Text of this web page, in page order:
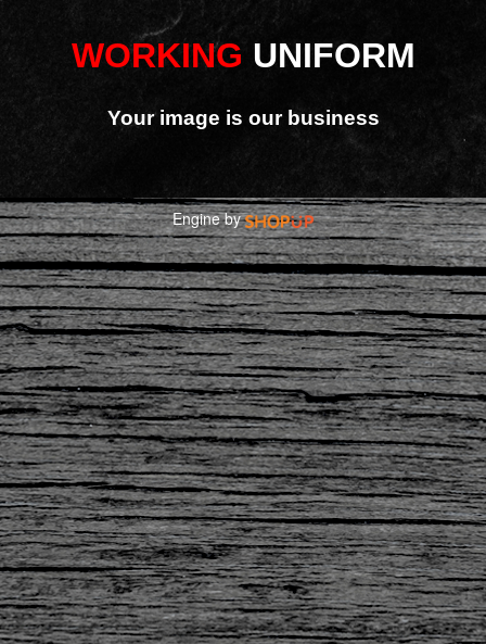
WORKING UNIFORM
Your image is our business
Engine by